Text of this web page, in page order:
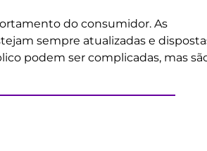
do consumidor. As
sempre atualizadas e
podem ser complicadas, mas